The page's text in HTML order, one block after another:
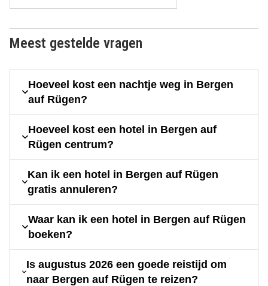
Meest gestelde vragen
Hoeveel kost een nachtje weg in Bergen
auf Rügen?
Hoeveel kost een hotel in Bergen auf
Rügen centrum?
Kan ik een hotel in Bergen auf Rügen
gratis annuleren?
Waar kan ik een hotel in Bergen auf Rügen
boeken?
Is augustus 2026 een goede reistijd om
naar Bergen auf Rügen te reizen?